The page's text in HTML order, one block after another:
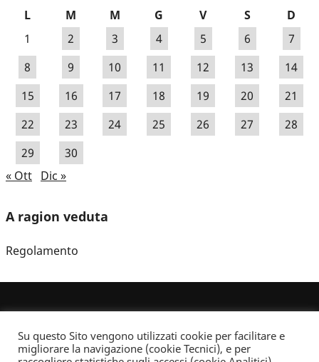
L M M G V S
D
1
2 3 4 5 6
7
8
9 10 11 12 13
14
15
16 17 18 19 20
21
22
23 24 25 26 27
28
29
30
« Ott Dic »
A ragion veduta
Regolamento
Su questo Sito vengono utilizzati cookie per facilitare e
migliorare la navigazione (cookie Tecnici), e per